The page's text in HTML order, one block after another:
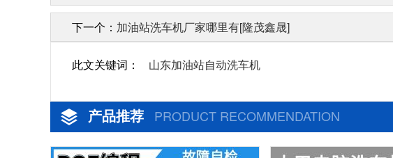
下一个： 加油站洗车机厂家哪里有[隆茂鑫晟]
此文关键词： 山东加油站自动洗车机
产品推荐 PRODUCT RECOMMENDATION